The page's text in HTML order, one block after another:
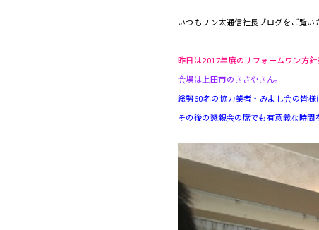
いつもワン太通信社長ブログをご覧い
昨日は2017年度のリフォームワン方針
会場は上田市のささやさん。
総勢60名の協力業者・みよし会の皆様
その後の懇親会の席でも有意義な時間